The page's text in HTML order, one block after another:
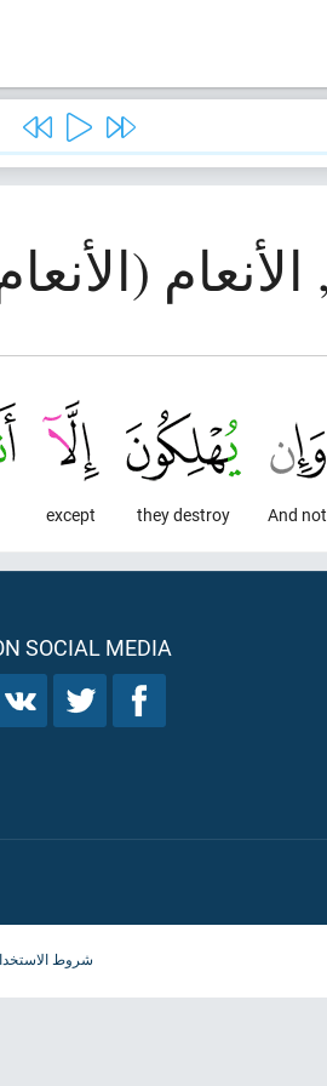
And not
they destroy
except
SOCIAL MEDIA
شروط